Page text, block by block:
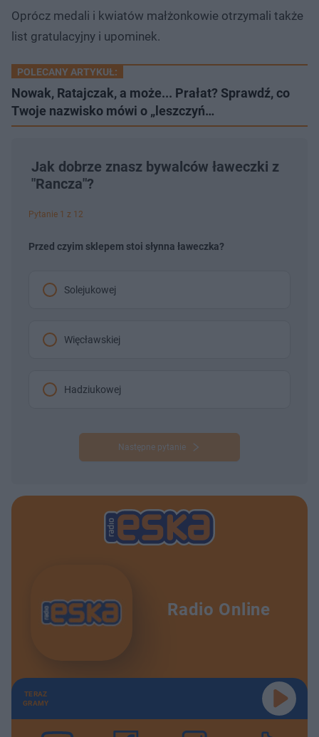
Oprócz medali i kwiatów małżonkowie otrzymali także
list gratulacyjny i upominek.
POLECANY ARTYKUŁ:
Nowak, Ratajczak, a może... Prałat? Sprawdź, co
Twoje nazwisko mówi o „leszczyń…
Jak dobrze znasz bywalców ławeczki z
"Rancza"?
Pytanie 1 z 12
Przed czyim sklepem stoi słynna ławeczka?
Solejukowej
Więcławskiej
Hadziukowej
Następne pytanie
Radio Online
TERAZ
GRAMY